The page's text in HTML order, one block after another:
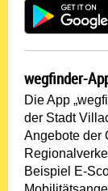
wegfinder-
Die App
der Stadt
Angebote der
Beispiel E-